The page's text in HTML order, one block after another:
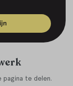
pagina te delen.